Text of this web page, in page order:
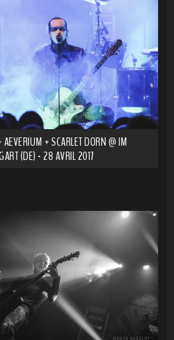
AEVERIUM + SCARLET DORN @ IM
(DE) - 28 AVRIL 2017